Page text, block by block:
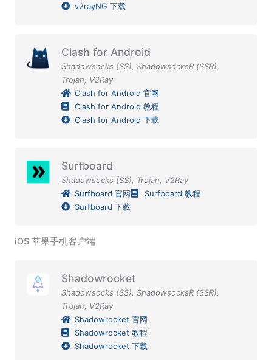
v2rayNG 下载
Clash for Android
Shadowsocks (SS), ShadowsocksR (SSR),
Trojan, V2Ray
Clash for Android 官网
Clash for Android 教程
Clash for Android 下载
Surfboard
Shadowsocks (SS), Trojan, V2Ray
Surfboard 官网
Surfboard 教程
Surfboard 下载
iOS 苹果手机客户端
Shadowrocket
Shadowsocks (SS), ShadowsocksR (SSR),
Trojan, V2Ray
Shadowrocket 官网
Shadowrocket 教程
Shadowrocket 下载